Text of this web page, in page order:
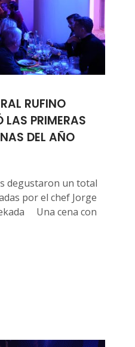
RUFINO
PRIMERAS
DEL AÑO
degustaron un total
por el chef Jorge
Una cena con